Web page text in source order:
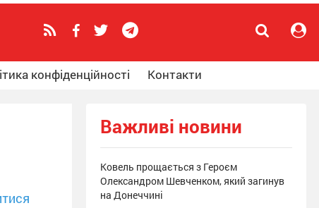
конфіденційності Контакти
Важливі новини
Ковель прощається з Героєм
Олександром Шевченком, який загинув
на Донеччині